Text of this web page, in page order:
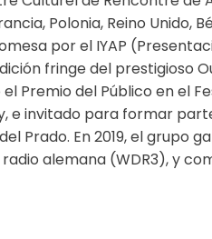
Polonia, Reino Unido,
por el IYAP
fringe del prestigioso
el Premio del Público en
e invitado para formar
Prado. En 2019, el grupo
alemana (WDR3), y